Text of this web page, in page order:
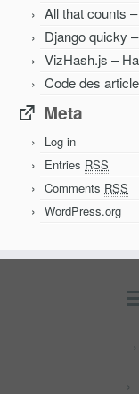
All that counts
Django quicky
VizHash.js –
Code des
Meta
Log in
Entries RSS
Comments RSS
WordPress.org